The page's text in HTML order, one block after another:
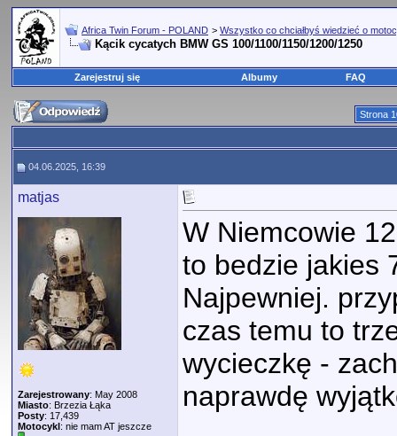
Africa Twin Forum - POLAND > Wszystko co chciałbyś wiedzieć o
Kącik cycatych BMW GS 100/1100/1150/1200/1250
Zarejestruj się Albumy FAQ
Strona
04.06.2025, 16:39
matjas
Zarejestrowany: May 2008
Miasto: Brzezia Łąka
Posty: 17,439
Motocykl: nie mam AT jeszcze
W Niemcowie
to bedzie jakies
Najpewniej.
czas temu to
wycieczkę -
naprawdę